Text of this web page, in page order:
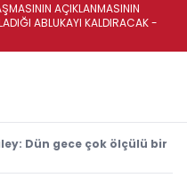
AÇIKLANMASININ
ABLUKAYI KALDIRACAK -
Dün gece çok ölçülü bir